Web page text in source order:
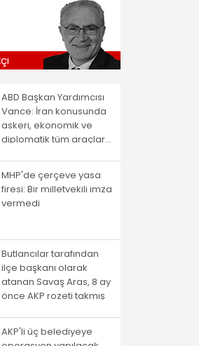
ABD Başkan Yardımcısı
Vance: İran konusunda
askeri, ekonomik ve
diplomatik tüm araçlar
MHP'de çerçeve yasa
firesi: Bir milletvekili imza
vermedi
Butlancılar tarafından
ilçe başkanı olarak
atanan Savaş Aras, 8 ay
önce AKP rozeti takmış
AKP'li üç belediyeye